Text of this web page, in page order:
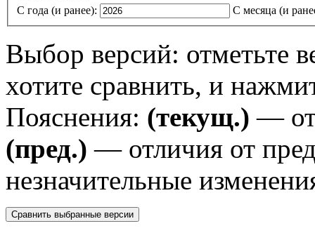
С года (и ранее):
С месяца (и
Выбор версий: отметьте
хотите сравнить, и
Пояснения: (текущ.) —
(пред.) — отличия от
незначительные